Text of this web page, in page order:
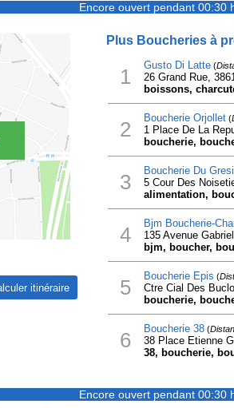
Encore ouvert pendant 00:30
Plus Boucheries à
1 Gusto Di Latte(
26 Grand Rue,
boissons,
2 Boucherie Orjollet(
1 Place De La
boucherie,
3 Boucherie Du
5 Cour Des
alimentation,
4 Bjm Boucherie-
135 Avenue
bjm, boucher,
5 Boucherie Epis (
Ctre Cial Des
boucherie,
6 Boucherie 38(
38 Place Etienne
38, boucherie,
Encore ouvert pendant 00:30